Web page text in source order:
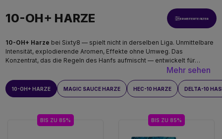
10-OH+ HARZE ERWEITERTE FILTER
10-OH+ Harze bei Sixty8 — spielt nicht in derselben Liga. Unmittelbare
Intensität, explodierende Aromen, Effekte ohne Umweg. Das
Konzentrat, das die Regeln des Hanfs aufmischt — entwickelt für
Adrenalinjunkies, die im Wellness-Sortiment nichts mehr finden, das
ihnen entspricht. Ausschließlich für Personen über 18 Jahren und ein
informiertes Publikum.
Mehr sehen
MAGIC SAUCE HARZE
10-OH+ HARZE HEC-10 HARZE DELTA-10
BIS ZU 85% BIS ZU 85%